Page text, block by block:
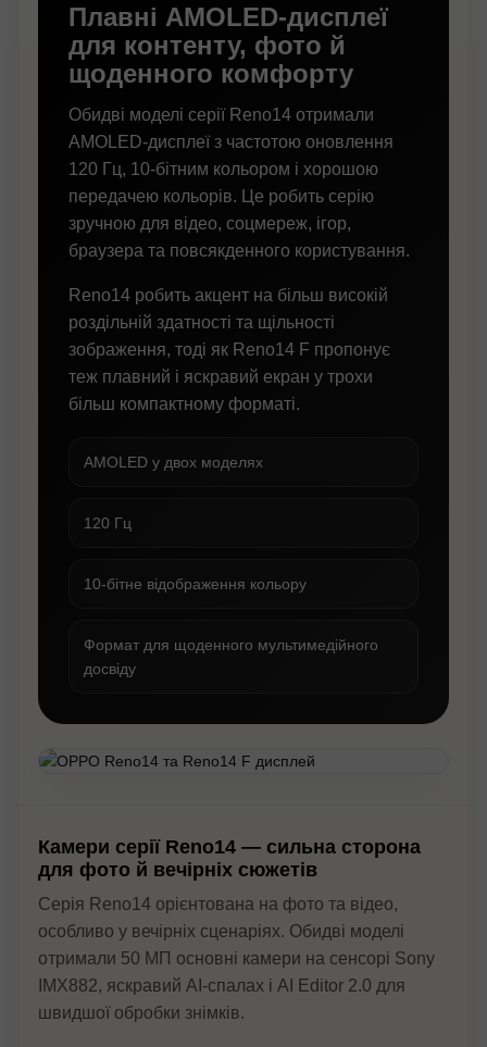
Плавні AMOLED-дисплеї
для контенту, фото й
щоденного комфорту
Обидві моделі серії Reno14 отримали
AMOLED-дисплеї з частотою оновлення
120 Гц, 10-бітним кольором і хорошою
передачею кольорів. Це робить серію
зручною для відео, соцмереж, ігор,
браузера та повсякденного користування.
Reno14 робить акцент на більш високій
роздільній здатності та щільності
зображення, тоді як Reno14 F пропонує
теж плавний і яскравий екран у трохи
більш компактному форматі.
AMOLED у двох моделях
120 Гц
10-бітне відображення кольору
Формат для щоденного мультимедійного
досвіду
Камери серії Reno14 — сильна сторона
для фото й вечірніх сюжетів
Серія Reno14 орієнтована на фото та відео,
особливо у вечірніх сценаріях. Обидві моделі
отримали 50 МП основні камери на сенсорі Sony
IMX882, яскравий AI-спалах і AI Editor 2.0 для
швидшої обробки знімків.